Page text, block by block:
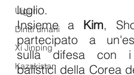
Uiguri
Diritti umani
Xi Jinping
Kazakistan
luglio.
Insieme a Kim,
partecipato a
sulla difesa con i